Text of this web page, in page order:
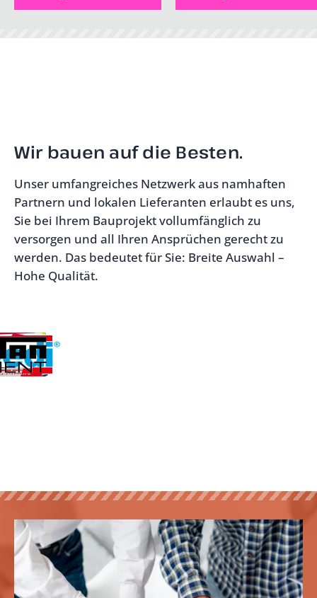
Wir bauen auf die Besten.
Unser umfangreiches Netzwerk aus namhaften
Partnern und lokalen Lieferanten erlaubt es uns,
Sie bei Ihrem Bauprojekt vollumfänglich zu
versorgen und all Ihren Ansprüchen gerecht zu
werden. Das bedeutet für Sie: Breite Auswahl –
Hohe Qualität.